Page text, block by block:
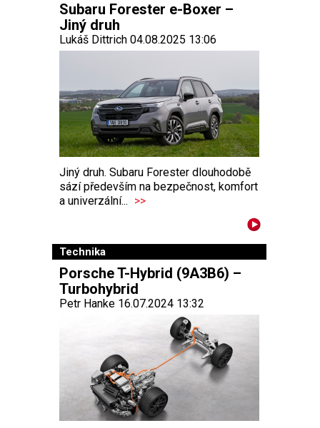
Subaru Forester e-Boxer –
Jiný druh
Lukáš Dittrich 04.08.2025 13:06
Jiný druh. Subaru Forester dlouhodobě
sází především na bezpečnost, komfort
a univerzální... >>
Technika
Porsche T-Hybrid (9A3B6) –
Turbohybrid
Petr Hanke 16.07.2024 13:32